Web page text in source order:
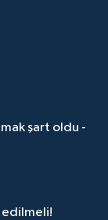
şart oldu -
edilmeli!